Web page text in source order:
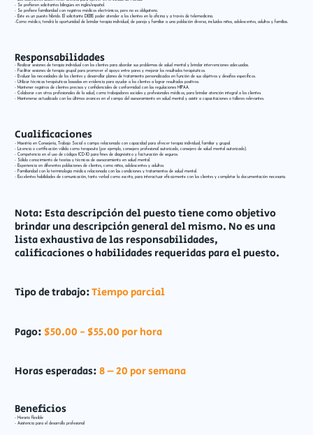
- Se prefieren solicitantes bilingües en inglés/español.
- Se prefiere familiaridad con registros médicos electrónicos, pero no es obligatorio.
- Este es un puesto híbrido. El solicitante DEBE poder atender a los clientes en la oficina y a través de telemedicina.
-Como médico, tendrá la oportunidad de brindar terapia individual, de pareja y familiar a una población diversa, incluidos niños, adolescentes, adultos y familias.
Responsabilidades
- Realizar sesiones de terapia individual con los clientes para abordar sus problemas de salud mental y brindar intervenciones adecuadas.
- Facilitar sesiones de terapia grupal para promover el apoyo entre pares y mejorar los resultados terapéuticos.
- Evaluar las necesidades de los clientes y desarrollar planes de tratamiento personalizados en función de sus objetivos y desafíos específicos.
- Utilizar técnicas terapéuticas basadas en evidencia para ayudar a los clientes a lograr resultados positivos.
- Mantener registros de clientes precisos y confidenciales de conformidad con las regulaciones HIPAA.
- Colaborar con otros profesionales de la salud, como trabajadores sociales y profesionales médicos, para brindar atención integral a los clientes.
- Mantenerse actualizado con los últimos avances en el campo del asesoramiento en salud mental y asistir a capacitaciones o talleres relevantes.
Cualificaciones
- Maestría en Consejería, Trabajo Social o campo relacionado con capacidad para ofrecer terapia individual, familiar y grupal.
- Licencia o certificación válida como terapeuta (por ejemplo, consejero profesional autorizado, consejero de salud mental autorizado).
- Competencia en el uso de códigos ICD-10 para fines de diagnóstico y facturación de seguros.
- Sólido conocimiento de teorías y técnicas de asesoramiento en salud mental.
- Experiencia en diferentes poblaciones de clientes, como niños, adolescentes y adultos.
- Familiaridad con la terminología médica relacionada con las condiciones y tratamientos de salud mental.
- Excelentes habilidades de comunicación, tanto verbal como escrita, para interactuar eficazmente con los clientes y completar la documentación necesaria.
Nota: Esta descripción del puesto tiene como objetivo
brindar una descripción general del mismo. No es una
lista exhaustiva de las responsabilidades,
calificaciones o habilidades requeridas para el puesto.
Tipo de trabajo:Tiempo parcial
Pago: $50.00 - $55.00 por hora
Horas esperadas:8 – 20 por semana
Beneficios
- Horario flexible
- Asistencia para el desarrollo profesional